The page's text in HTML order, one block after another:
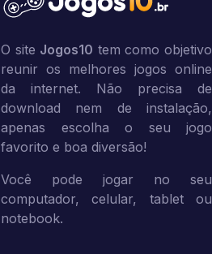
O site Jogos10 tem como objetivo
reunir os melhores jogos online
da internet. Não precisa de
download nem de instalação,
apenas escolha o seu jogo
favorito e boa diversão!
Você pode jogar no seu
computador, celular, tablet ou
notebook.